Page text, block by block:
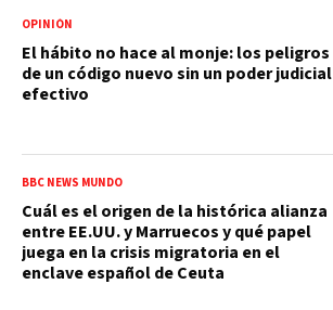
OPINIÓN
El hábito no hace al monje: los peligros
de un código nuevo sin un poder judicial
efectivo
BBC NEWS MUNDO
Cuál es el origen de la histórica alianza
entre EE.UU. y Marruecos y qué papel
juega en la crisis migratoria en el
enclave español de Ceuta